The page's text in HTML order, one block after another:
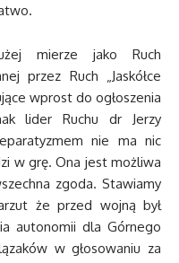
mierze jako Ruch
przez Ruch „Jaskółce
wprost do ogłoszenia
lider Ruchu dr Jerzy
nie ma nic
w grę. Ona jest możliwa
zgoda. Stawiamy
że przed wojną był
autonomii dla Górnego
w głosowaniu za